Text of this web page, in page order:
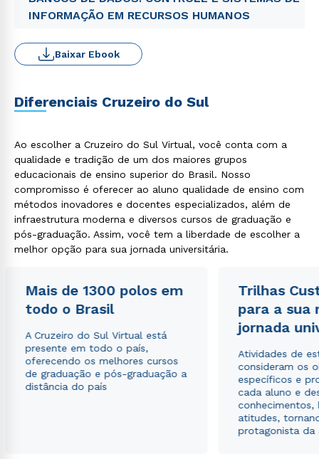
INFORMAÇÃO EM RECURSOS HUMANOS
Baixar Ebook
Diferenciais Cruzeiro do Sul
Ao escolher a Cruzeiro do Sul Virtual, você conta com a
qualidade e tradição de um dos maiores grupos
educacionais de ensino superior do Brasil. Nosso
compromisso é oferecer ao aluno qualidade de ensino com
métodos inovadores e docentes especializados, além de
infraestrutura moderna e diversos cursos de graduação e
pós-graduação. Assim, você tem a liberdade de escolher a
melhor opção para sua jornada universitária.
Mais de 1300 polos em
todo o Brasil
A Cruzeiro do Sul Virtual está
presente em todo o país,
oferecendo os melhores cursos
de graduação e pós-graduação a
distância do país
Trilhas
para a sua
jornada
Atividades de
consideram os
específicos e
cada aluno e
conhecimentos,
atitudes,
protagonista da